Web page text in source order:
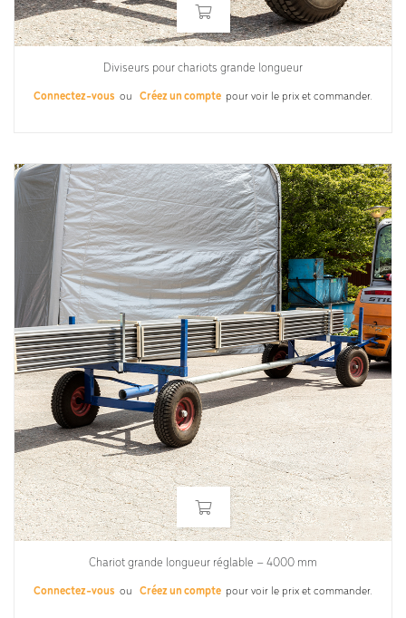
Diviseurs pour chariots grande longueur
Connectez-vous ou Créez un compte pour voir le prix et commander.
Chariot grande longueur réglable – 4000 mm
Connectez-vous ou Créez un compte pour voir le prix et commander.